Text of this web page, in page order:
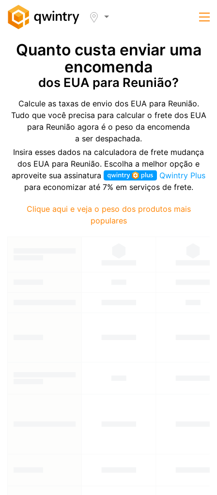
Quanto custa enviar uma
encomenda
dos EUA para Reunião?
Calcule as taxas de envio dos EUA para Reunião.
Tudo que você precisa para calcular o frete dos EUA
para Reunião agora é o peso da encomenda
a ser despachada.
Insira esses dados na calculadora de frete mudança
dos EUA para Reunião. Escolha a melhor opção e
aproveite sua assinatura
Qwintry Plus
para economizar até 7% em serviços de frete.
Clique aqui e veja o peso dos produtos mais
populares